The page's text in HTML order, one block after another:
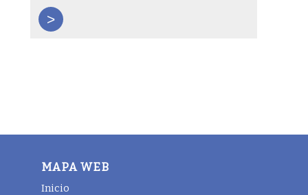
>
MAPA WEB
Inicio